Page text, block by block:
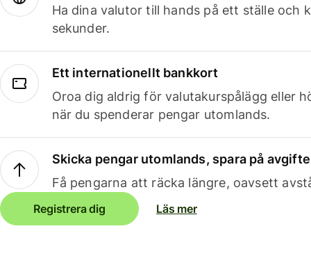
Ha dina valutor till hands på ett ställe och
sekunder.
Ett internationellt bankkort
Oroa dig aldrig för valutakurspålägg eller
när du spenderar pengar utomlands.
Skicka pengar utomlands, spara på
Få pengarna att räcka längre, oavsett
Registrera dig Läs mer